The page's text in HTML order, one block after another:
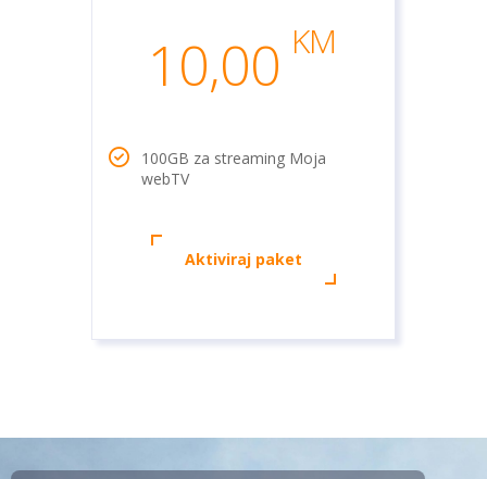
10,00 KM
100GB za streaming Moja
webTV
Aktiviraj paket